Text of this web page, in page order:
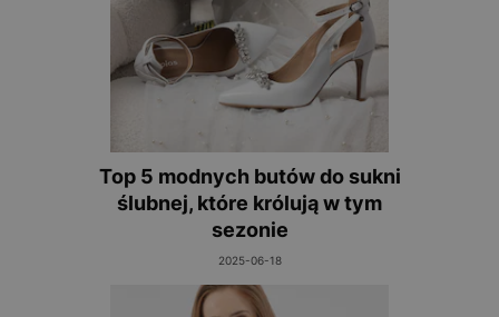
Top 5 modnych butów do sukni
ślubnej, które królują w tym
sezonie
2025-06-18